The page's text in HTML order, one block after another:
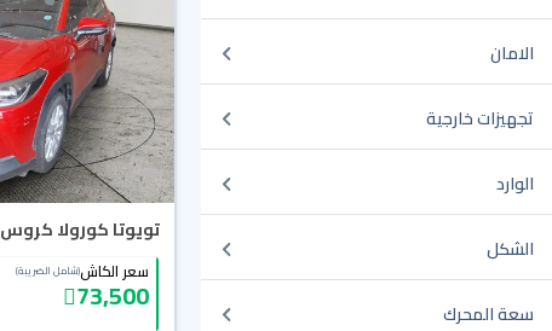
الامان
تجهيزات خارجية
الوارد
الشكل
سعة المحرك
تويوتا كورولا كروس XLE 2021
سعر الكاش(شامل الضريبة)
73,500